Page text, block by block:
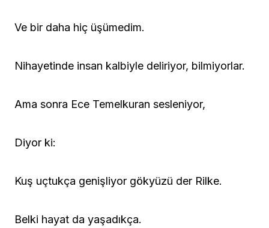
Ve bir daha hiç üşümedim.
Nihayetinde insan kalbiyle deliriyor, bilmiyorlar.
Ama sonra Ece Temelkuran sesleniyor,
Diyor ki:
Kuş uçtukça genişliyor gökyüzü der Rilke.
Belki hayat da yaşadıkça.